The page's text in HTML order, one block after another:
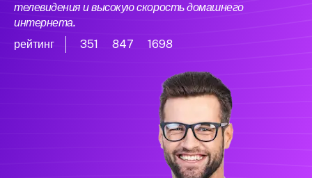
телевидения и высокую скорость домашнего
интернета.
рейтинг
351 847 1698